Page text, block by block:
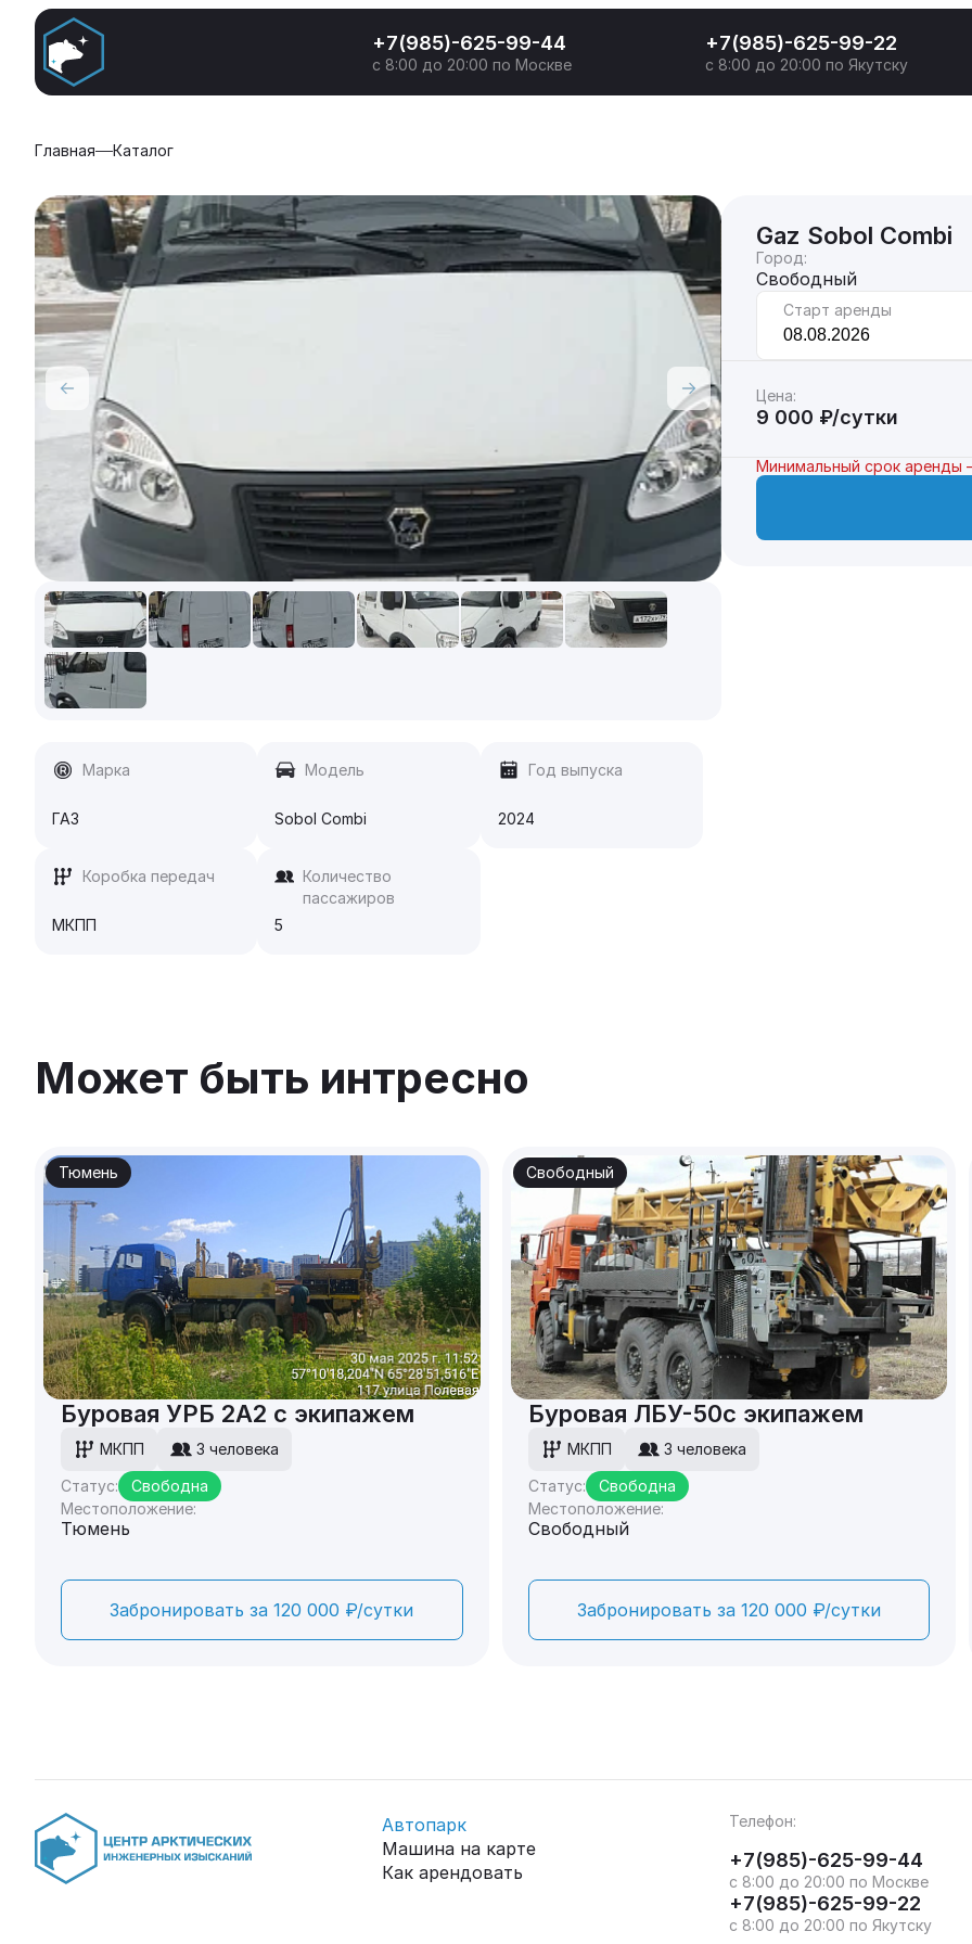
+7(985)-625-99-44
с 8:00 до 20:00 по Москве
+7(985)-625-99-22
с 8:00 до 20:00 по Якутску
Главная Каталог
Марка
ГАЗ
Модель
Sobol Combi
Год выпуска
2024
Коробка передач
МКПП
Количество
пассажиров
5
Gaz Sobol Combi
Город:
Свободный
Старт аренды
Цена:
9 000 ₽/сутки
Минимальный срок аренды
Может быть интресно
Тюмень
Буровая УРБ 2А2 с экипажем
МКПП
3 человека
Статус:
Свободна
Местоположение:
Тюмень
Забронировать за 120 000 ₽/сутки
Свободный
Буровая ЛБУ-50с экипажем
МКПП
3 человека
Статус:
Свободна
Местоположение:
Свободный
Забронировать за 120 000 ₽/сутки
Автопарк
Машина на карте
Как арендовать
Телефон:
+7(985)-625-99-44
с 8:00 до 20:00 по Москве
+7(985)-625-99-22
с 8:00 до 20:00 по Якутску